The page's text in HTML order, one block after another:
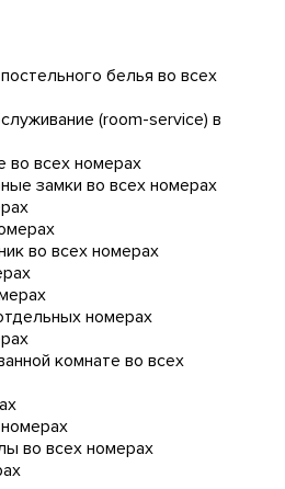
белья во всех
(room-service) в
во всех номерах
замки во всех номерах
во всех номерах
номерах
комнате во всех
во всех номерах